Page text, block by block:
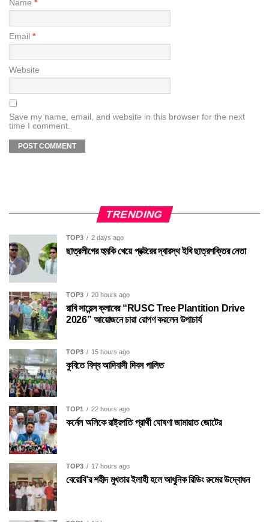
Name *
Email *
Website
Save my name, email, and website in this browser for the next
time I comment.
TRENDING
TOP3 2 days ago
ছাত্রলীগের হুমকি খেয়ে প্রক্টরের দ্বারস্থ ইবি ছাত্রশক্তির নেতা
TOP3 20 hours ago
রাবি সায়েন্স ক্লাবের “RUSC Tree Plantition Drive
2026” আয়োজনে চারা রোপণ করলেন উপাচার্য
TOP3 15 hours ago
কুবিতে বিশ্ব আদিবাসী দিবস পালিত
TOP1 22 hours ago
কর্নেল অলিকে রাষ্ট্রপতি প্রার্থী ঘোষণা জামায়াত জোটের
TOP3 17 hours ago
বেরোবি’র শহীদ মুখতার ইলাহী হলে আধুনিক রিডিং রুমের উদ্বোধন